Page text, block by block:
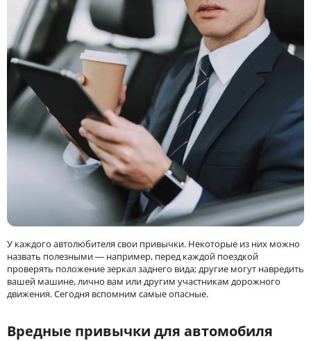
У каждого автолюбителя свои привычки. Некоторые из них можно
назвать полезными — например, перед каждой поездкой
проверять положение зеркал заднего вида; другие могут навредить
вашей машине, лично вам или другим участникам дорожного
движения. Сегодня вспомним самые опасные.
Вредные привычки для автомобиля